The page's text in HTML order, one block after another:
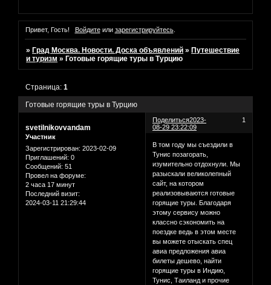
Привет, Гость! Войдитеили зарегистрируйтесь.
» Град Москва. Новости. Доска объявлений » Путешествие
и туризм » Готовые горящие туры в Турцию
Готовые горящие туры в Турцию
Страница:1
Поделиться 1
2023-
08-29 23:22:09
svetilnikovvandam
Участник
Зарегистрирован: 2023-02-09
Приглашений: 0
Сообщений: 51
Провел на форуме:
2 часа 17 минут
Последний визит:
2024-03-11 21:29:44
В том году мы съездили в
Тунис позагорать,
изумительно отдохнули. Мы
разыскали великолепный
сайт, на котором
реализовываются готовые
горящие туры. Благодаря
этому сервису можно
классно сэкономить на
поездке ведь в этом месте
вы можете отыскать спец
авиа предложения авиа
билеты дешево, найти
горящие туры в Индию,
Тунис, Таиланд и прочие